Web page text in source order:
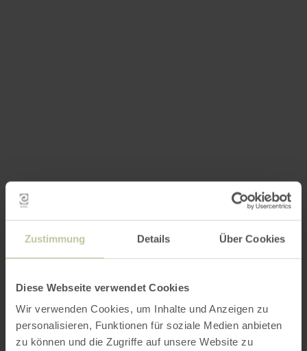
Zustimmung Details Über Cookies
Diese Webseite verwendet Cookies
Wir verwenden Cookies, um Inhalte und Anzeigen zu
personalisieren, Funktionen für soziale Medien anbieten
zu können und die Zugriffe auf unsere Website zu